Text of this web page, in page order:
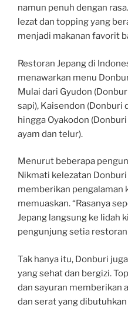
namun penuh dengan
lezat dan topping yang
menjadi makanan favorit
Restoran Jepang di
menawarkan menu
Mulai dari Gyudon
sapi), Kaisendon (Donburi
hingga Oyakodon
ayam dan telur).
Menurut beberapa
Nikmati kelezatan
memberikan pengalaman
memuaskan. “Rasanya
Jepang langsung ke lidah
pengunjung setia restoran
Tak hanya itu, Donburi
yang sehat dan bergizi.
dan sayuran memberikan
dan serat yang